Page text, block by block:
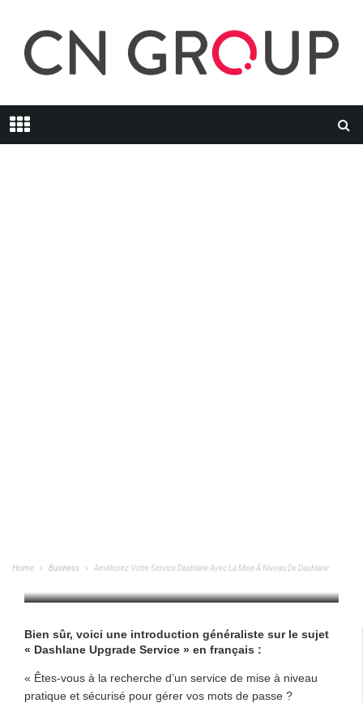
Home Business Améliorez Votre Service Dashlane Avec La Mise À Niveau De Dashlane
Bien sûr, voici une introduction généraliste sur le sujet
« Dashlane Upgrade Service » en français :
« Êtes-vous à la recherche d’un service de mise à niveau
pratique et sécurisé pour gérer vos mots de passe ?